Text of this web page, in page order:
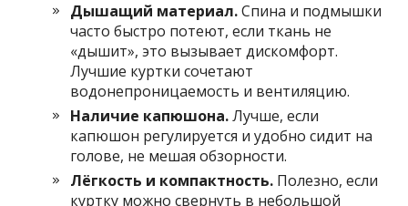
Дышащий материал.Спина и подмышки
часто быстро потеют, если ткань не
«дышит», это вызывает дискомфорт.
Лучшие куртки сочетают
водонепроницаемость и вентиляцию.
Наличие капюшона.Лучше, если
капюшон регулируется и удобно сидит на
голове, не мешая обзорности.
Лёгкость и компактность. Полезно, если
куртку можно свернуть в небольшой